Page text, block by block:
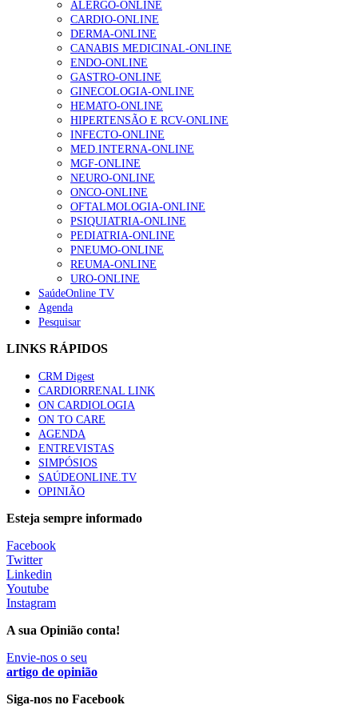
203 visualizações
1.º Episódio do Podcast “Frequência Cardio – Sintoniza-
te na Insuficiência Cardíaca” da Bayer
202 visualizações
Alguns milhares de utentes podem ficar sem médico de
família com nova regras do registo, alerta associação
160 visualizações
“Os programas de rastreio do cancro do pulmão são
custo-efetivos e representam um investimento
sustentável para os sistemas de saúde”
94 visualizações
apresentavam níveis elevados de Lp(a), revela estudo
Trodelvy aprovado para primeira linha no cancro da
mama triplo negativo metastático em doentes não
elegíveis para inibidores PD-(L)1
61 visualizações
Quase 11.900 jovens recorreram aos cheques psicólogo e
nutricionista no primeiro mês
7 Ago, 2026
apoio robótico em Portugal
ALERGO-ONLINE
CARDIO-ONLINE
DERMA-ONLINE
CANABIS MEDICINAL-ONLINE
ENDO-ONLINE
GASTRO-ONLINE
GINECOLOGIA-ONLINE
HEMATO-ONLINE
HIPERTENSÃO E RCV-ONLINE
INFECTO-ONLINE
MED.INTERNA-ONLINE
MGF-ONLINE
NEURO-ONLINE
ONCO-ONLINE
OFTALMOLOGIA-ONLINE
PSIQUIATRIA-ONLINE
PEDIATRIA-ONLINE
PNEUMO-ONLINE
REUMA-ONLINE
URO-ONLINE
SaúdeOnline TV
Agenda
Pesquisar
LINKS RÁPIDOS
CRM Digest
CARDIORRENAL LINK
ON CARDIOLOGIA
ON TO CARE
AGENDA
ENTREVISTAS
SIMPÓSIOS
SAÚDEONLINE.TV
OPINIÃO
Esteja sempre informado
Facebook
Twitter
Linkedin
Youtube
Instagram
A sua Opinião conta!
Envie-nos o seu
artigo de opinião
Siga-nos no Facebook